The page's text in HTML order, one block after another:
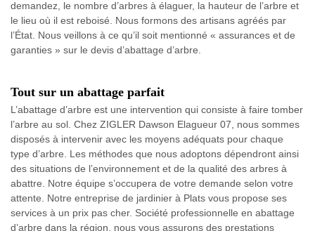
demandez, le nombre d’arbres à élaguer, la hauteur de l’arbre et
le lieu où il est reboisé. Nous formons des artisans agréés par
l’État. Nous veillons à ce qu’il soit mentionné « assurances et de
garanties » sur le devis d’abattage d’arbre.
Tout sur un abattage parfait
L’abattage d’arbre est une intervention qui consiste à faire tomber
l’arbre au sol. Chez ZIGLER Dawson Elagueur 07, nous sommes
disposés à intervenir avec les moyens adéquats pour chaque
type d’arbre. Les méthodes que nous adoptons dépendront ainsi
des situations de l’environnement et de la qualité des arbres à
abattre. Notre équipe s’occupera de votre demande selon votre
attente. Notre entreprise de jardinier à Plats vous propose ses
services à un prix pas cher. Société professionnelle en abattage
d’arbre dans la région, nous vous assurons des prestations